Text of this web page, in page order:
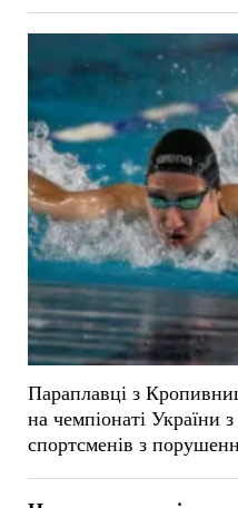
Параплавці з
на чемпіонаті України
спортсменів з